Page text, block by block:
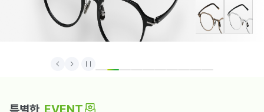
Prev Next Stop
EVENT